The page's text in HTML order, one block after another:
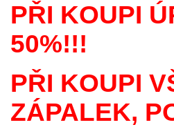
PŘI KOUPI
50%!!!
PŘI KOUPI
ZÁPALEK,